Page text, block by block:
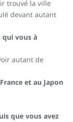
trouvé la ville
devant autant
qui vous à
autant de
et au Japon
que vous avez